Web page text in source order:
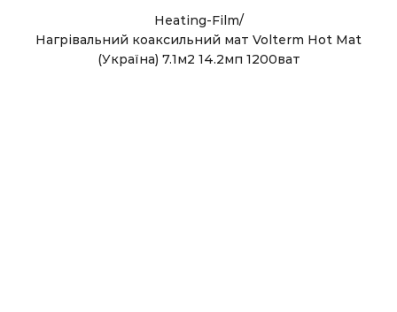
Heating-Film/
Нагрівальний коаксильний мат Volterm Hot Mat
(Україна) 7.1м2 14.2мп 1200ват